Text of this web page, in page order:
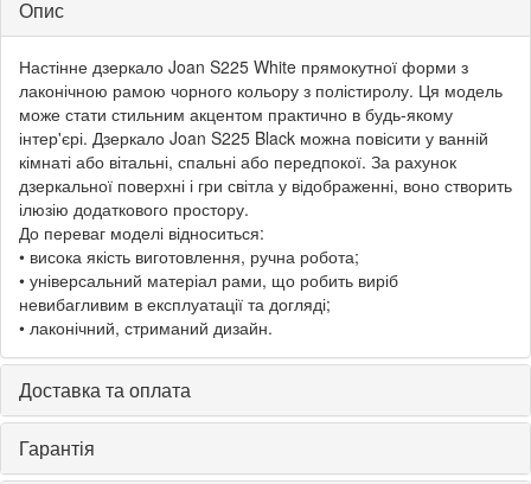
Опис
Настінне дзеркало Joan S225 White прямокутної форми з
лаконічною рамою чорного кольору з полістиролу. Ця модель
може стати стильним акцентом практично в будь-якому
інтер'єрі. Дзеркало Joan S225 Black можна повісити у ванній
кімнаті або вітальні, спальні або передпокої. За рахунок
дзеркальної поверхні і гри світла у відображенні, воно створить
ілюзію додаткового простору.
До переваг моделі відноситься:
• висока якість виготовлення, ручна робота;
• універсальний матеріал рами, що робить виріб
невибагливим в експлуатації та догляді;
• лаконічний, стриманий дизайн.
Доставка та оплата
Гарантія